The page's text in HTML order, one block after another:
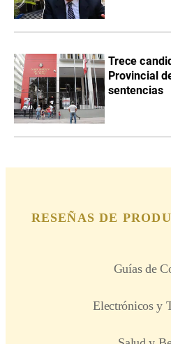
Trece
Provincial
sentencias